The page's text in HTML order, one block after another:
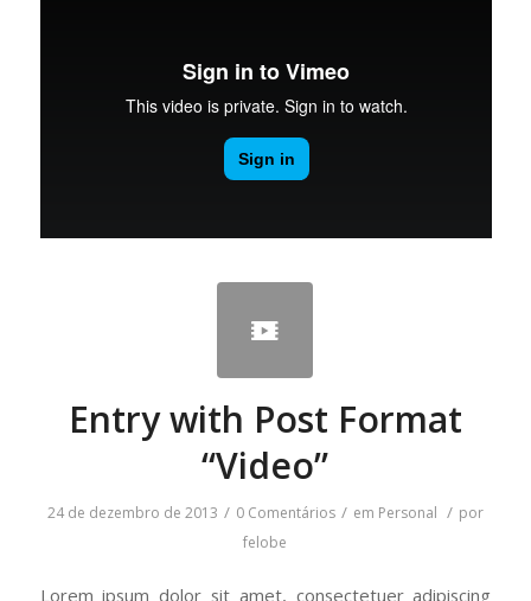
Entry with Post Format
“Video”
24 de dezembro de 2013 / 0 Comentários / em Personal / por
felobe
Lorem ipsum dolor sit amet, consectetuer adipiscing